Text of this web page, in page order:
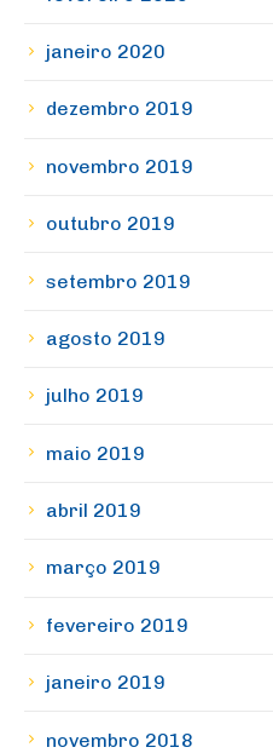
janeiro 2020
dezembro 2019
novembro 2019
outubro 2019
setembro 2019
agosto 2019
julho 2019
maio 2019
abril 2019
março 2019
fevereiro 2019
janeiro 2019
novembro 2018